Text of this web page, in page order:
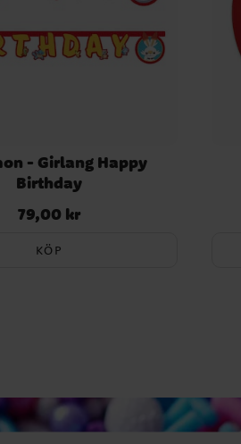
- Girlang Happy
Birthday
Pris:79,00 kr
79,00 kr
KÖP